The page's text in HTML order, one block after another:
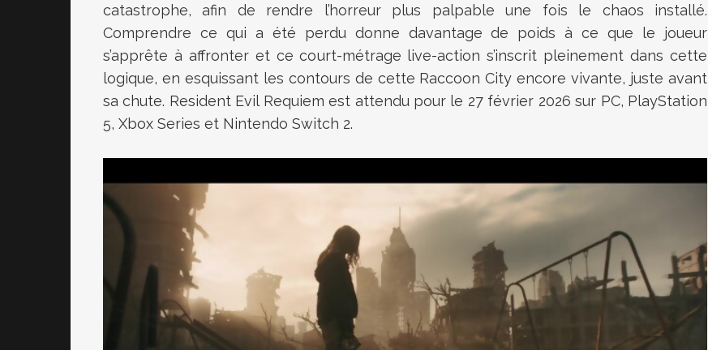
catastrophe, afin de rendre l’horreur plus palpable une fois le chaos installé.
Comprendre ce qui a été perdu donne davantage de poids à ce que le joueur
s’apprête à affronter et ce court-métrage live-action s’inscrit pleinement dans cette
logique, en esquissant les contours de cette Raccoon City encore vivante, juste avant
sa chute. Resident Evil Requiem est attendu pour le 27 février 2026 sur PC, PlayStation
5, Xbox Series et Nintendo Switch 2.